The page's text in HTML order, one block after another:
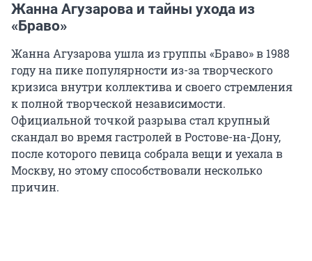
Жанна Агузарова и тайны ухода из
«Браво»
Жанна Агузарова ушла из группы «Браво» в 1988
году на пике популярности из-за творческого
кризиса внутри коллектива и своего стремления
к полной творческой независимости.
Официальной точкой разрыва стал крупный
скандал во время гастролей в Ростове-на-Дону,
после которого певица собрала вещи и уехала в
Москву, но этому способствовали несколько
причин.